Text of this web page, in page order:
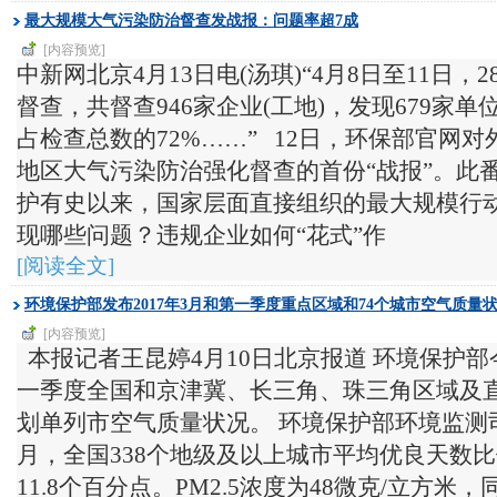
最大规模大气污染防治督查发战报：问题率超7成
[内容预览]
中新网北京4月13日电(汤琪)“4月8日至11日，
督查，共督查946家企业(工地)，发现679家单
占检查总数的72%……” 12日，环保部官网对
地区大气污染防治强化督查的首份“战报”。此
护有史以来，国家层面直接组织的最大规模
现哪些问题？违规企业如何“花式”作
[阅读全文]
环境保护部发布2017年3月和第一季度重点区域和74个城市空气质量状
[内容预览]
本报记者王昆婷4月10日北京报道 环境保护
一季度全国和京津冀、长三角、珠三角区域及
划单列市空气质量状况。 环境保护部环境监
月，全国338个地级及以上城市平均优良天数
11.8个百分点。PM2.5浓度为48微克/立方米，